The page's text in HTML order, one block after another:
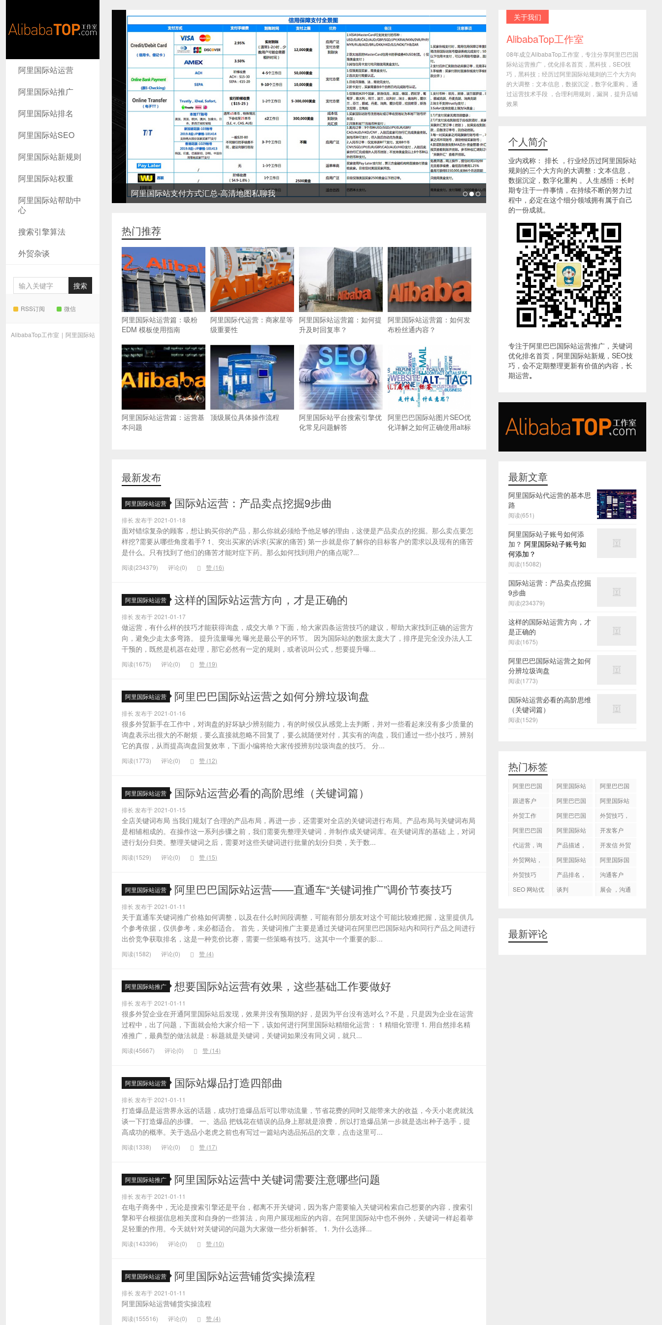
AlibabaTop
工作室
阿里国际站运营
阿里国际站推广
阿里国际站排名
阿里国际站SEO
阿里国际站新规则
阿里国际站权重
阿里国际站帮助中
心
搜索引擎算法
外贸杂谈
RSS订阅 微信
AlibabaTop工作室 | 阿里国际站
阿里国际站支付方式汇总-高清地图私聊我
热门推荐
阿里国际站运营篇：吸粉
EDM 模板使用指南
阿里国际代运营：商家星等
级重要性
阿里国际站运营篇：如何提
升及时回复率？
阿里国际站运营篇：如何发
布粉丝通内容？
阿里国际站运营篇：运营基
本问题
顶级展位具体操作流程
阿里国际站平台搜索引擎优
化常见问题解答
阿里巴巴国际站图片SEO优
化详解之如何正确使用alt标
最新发布
阿里国际站运营 国际站运营：产品卖点挖掘9步曲
排长 发布于 2021-01-18
面对错综复杂的顾客，想让购买你的产品，那么你就必须给予他足够的理由，这便是产品卖点的挖掘。那么卖点要怎
样挖?需要从哪些角度着手? 1、突出买家的诉求(买家的痛苦) 第一步就是你了解你的目标客户的需求以及现有的痛苦
是什么。只有找到了他们的痛苦才能对症下药。那么如何找到用户的痛点呢?...
阅读(234379) 评论(0) 赞 (16)
阿里国际站运营 这样的国际站运营方向，才是正确的
排长 发布于 2021-01-17
做运营，有什么样的技巧才能获得询盘，成交大单？下面，给大家四条运营技巧的建议，帮助大家找到正确的运营方
向，避免少走太多弯路。 提升流量曝光 曝光是最公平的环节。 因为国际站的数据太庞大了，排序是完全没办法人工
干预的，既然是机器在处理，那它必然有一定的规则，或者说叫公式，想要提升曝...
阅读(1675) 评论(0) 赞 (19)
阿里国际站运营 阿里巴巴国际站运营之如何分辨垃圾询盘
排长 发布于 2021-01-16
很多外贸新手在工作中，对询盘的好坏缺少辨别能力，有的时候仅从感觉上去判断，并对一些看起来没有多少质量的
询盘表示出很大的不耐烦，要么直接就忽略不回复了，要么就随便对付，其实有的询盘，我们通过一些小技巧，辨别
它的真假，从而提高询盘回复效率，下面小编将给大家传授辨别垃圾询盘的技巧。 分...
阅读(1773) 评论(0) 赞 (12)
阿里国际站运营 国际站运营必看的高阶思维（关键词篇）
排长 发布于 2021-01-15
全店关键词布局 当我们规划了合理的产品布局，再进一步，还需要对全店的关键词进行布局。产品布局与关键词布局
是相辅相成的。在操作这一系列步骤之前，我们需要先整理关键词，并制作成关键词库。在关键词库的基础 上，对词
进行划分归类。整理关键词之后，需要对这些关键词进行批量的划分归类，关于数...
阅读(1529) 评论(0) 赞 (15)
阿里国际站运营 阿里巴巴国际站运营——直通车“关键词推广”调价节奏技巧
排长 发布于 2021-01-11
关于直通车关键词推广价格如何调整，以及在什么时间段调整，可能有部分朋友对这个可能比较难把握，这里提供几
个参考依据，仅供参考，未必都适合。 首先，关键词推广主要是通过关键词在阿里巴巴国际站内和同行产品之间进行
出价竞争获取排名，这是一种竞价比赛，需要一些策略有技巧。这其中一个重要的影...
阅读(1582) 评论(0) 赞 (4)
阿里国际站推广 想要国际站运营有效果，这些基础工作要做好
排长 发布于 2021-01-11
很多外贸企业在开通阿里国际站后发现，效果并没有预期的好，是因为平台没有选对么？不是，只是因为企业在运营
过程中，出了问题，下面就会给大家介绍一下，该如何进行阿里国际站精细化运营： 1 精细化管理 1. 用自然排名精
准推广，最典型的做法就是：标题就是关键词，关键词如果没有同义词，就只...
阅读(45667) 评论(0) 赞 (14)
阿里国际站运营 国际站爆品打造四部曲
排长 发布于 2021-01-11
打造爆品是运营界永远的话题，成功打造爆品后可以带动流量，节省花费的同时又能带来大的收益，今天小老虎就浅
谈一下打造爆品的步骤。 一、选品 把钱花在错误的品身上那就是浪费，所以打造爆品第一步就是选出种子选手，提
高成功的概率。关于选品小老虎之前也有写过一篇站内选品拓品的文章，点击这里可...
阅读(1338) 评论(0) 赞 (17)
阿里国际站推广 阿里国际站运营中关键词需要注意哪些问题
排长 发布于 2021-01-11
在电子商务中，无论是搜索引擎还是平台，都离不开关键词，因为客户需要输入关键词检索自己想要的内容，搜索引
擎和平台根据信息相关度和自身的一些算法，向用户展现相应的内容。在阿里国际站中也不例外，关键词一样起着举
足轻重的作用。今天就针对关键词的问题为大家做一些分析解答。 1. 为什么选择...
阅读(143396) 评论(0) 赞 (10)
阿里国际站运营 阿里国际站运营铺货实操流程
排长 发布于 2021-01-11
阿里国际站运营铺货实操流程
阅读(155516) 评论(0) 赞 (4)
关于我们
AlibabaTop工作室
08年成立AlibabaTop工作室，专注分享阿里巴巴国
际站运营推广，优化排名首页，黑科技，SEO技
巧，黑科技；经历过阿里国际站规则的三个大方向
的大调整：文本信息，数据沉淀，数字化重构 。通
过运营技术手段 ，合理利用规则，漏洞，提升店铺
效果
个人简介
业内戏称： 排长 ，行业经历过阿里国际站
规则的三个大方向的大调整：文本信息，
数据沉淀，数字化重构 。人生感悟：长时
期专注于一件事情，在持续不断的努力过
程中，必定在这个细分领域拥有属于自己
的一份成就。
专注于阿里巴巴国际站运营推广，关键词
优化排名首页，阿里国际站新规，SEO技
巧，会不定期整理更新有价值的内容，长
期运营。
最新文章
阿里国际站代运营的基本思
路
阅读(651)
阿里国际站子账号如何添
加？ 阿里国际站子账号如
何添加？
阅读(15082)
国际站运营：产品卖点挖掘
9步曲
阅读(234379)
这样的国际站运营方向，才
是正确的
阅读(1675)
阿里巴巴国际站运营之如何
分辨垃圾询盘
阅读(1773)
国际站运营必看的高阶思维
（关键词篇）
阅读(1529)
热门标签
阿里巴巴国
阿里国际站
国际站托管
服务，阿里
服务
阿里巴巴国
跟进客户
阿里巴巴国
阿里国际站
外贸工作
阿里巴巴国
作
外贸技巧，
阿里巴巴国
化
阿里国际站
开发客户
代运营，询
产品描述，
开发信 外贸
外贸网站，
阿里国际站
阿里国际国
外贸技巧
产品排名，
沟通客户
SEO 网站优
谈判
展会 ，沟通
最新评论